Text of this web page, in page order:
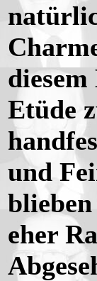
Etüde
und
eher